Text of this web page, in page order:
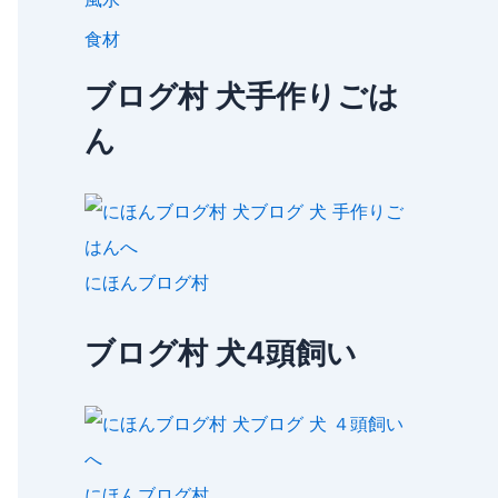
食材
ブログ村 犬手作りごは
ん
にほんブログ村
ブログ村 犬4頭飼い